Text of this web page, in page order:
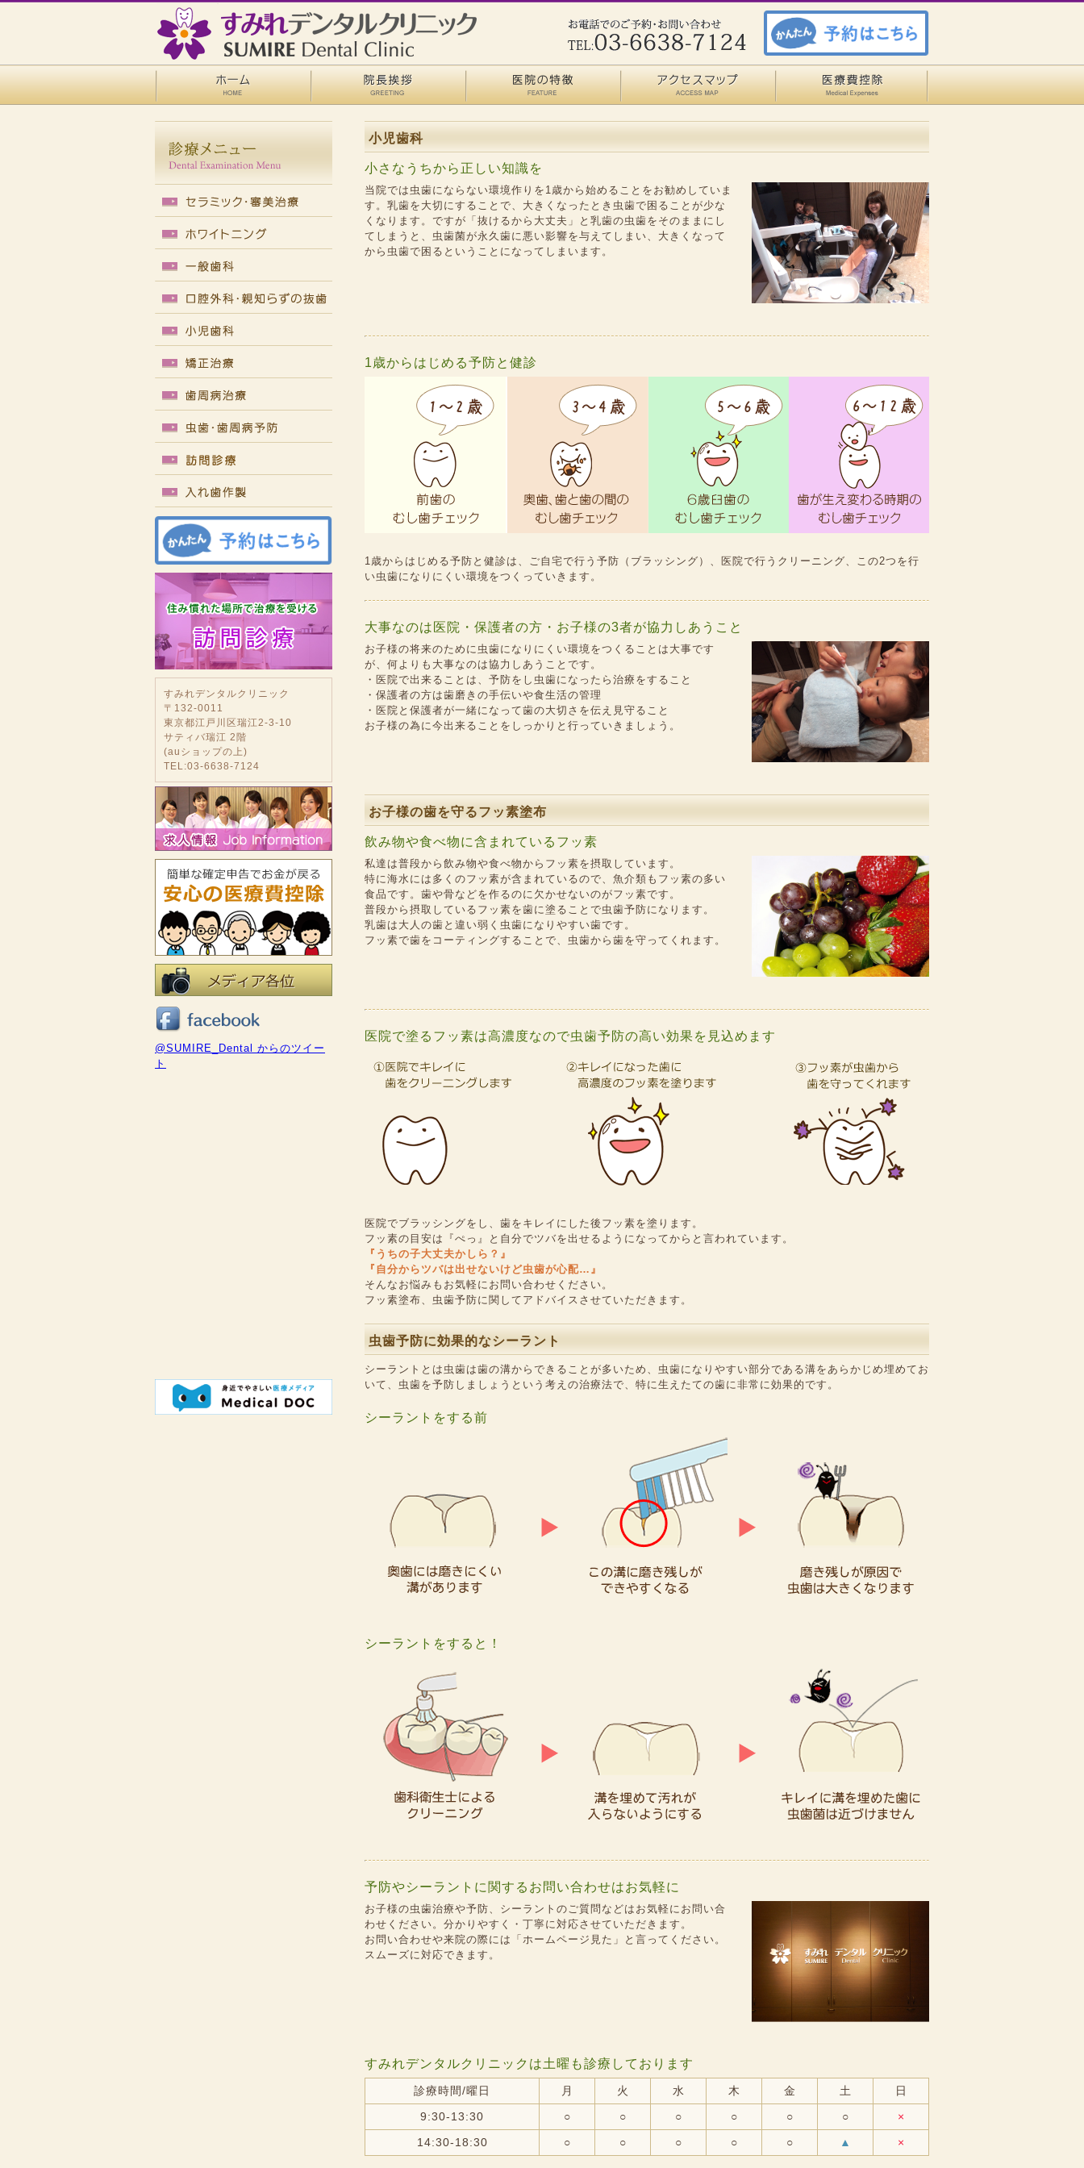
小児歯科
小さなうちから正しい知識を
当院では虫歯にならない環境作りを1歳から始めることをお勧めしていま
す。乳歯を大切にすることで、大きくなったとき虫歯で困ることが少な
くなります。ですが「抜けるから大丈夫」と乳歯の虫歯をそのままにし
てしまうと、虫歯菌が永久歯に悪い影響を与えてしまい、大きくなって
から虫歯で困るということになってしまいます。
1歳からはじめる予防と健診
1歳からはじめる予防と健診は、ご自宅で行う予防（ブラッシング）、医院で行うクリーニング、この2つを行
い虫歯になりにくい環境をつくっていきます。
大事なのは医院・保護者の方・お子様の3者が協力しあうこと
お子様の将来のために虫歯になりにくい環境をつくることは大事です
が、何よりも大事なのは協力しあうことです。
・医院で出来ることは、予防をし虫歯になったら治療をすること
・保護者の方は歯磨きの手伝いや食生活の管理
・医院と保護者が一緒になって歯の大切さを伝え見守ること
お子様の為に今出来ることをしっかりと行っていきましょう。
お子様の歯を守るフッ素塗布
飲み物や食べ物に含まれているフッ素
私達は普段から飲み物や食べ物からフッ素を摂取しています。
特に海水には多くのフッ素が含まれているので、魚介類もフッ素の多い
食品です。歯や骨などを作るのに欠かせないのがフッ素です。
普段から摂取しているフッ素を歯に塗ることで虫歯予防になります。
乳歯は大人の歯と違い弱く虫歯になりやすい歯です。
フッ素で歯をコーティングすることで、虫歯から歯を守ってくれます。
医院で塗るフッ素は高濃度なので虫歯予防の高い効果を見込めます
医院でブラッシングをし、歯をキレイにした後フッ素を塗ります。
フッ素の目安は『ぺっ』と自分でツバを出せるようになってからと言われています。
『うちの子大丈夫かしら？』
『自分からツバは出せないけど虫歯が心配…』
そんなお悩みもお気軽にお問い合わせください。
フッ素塗布、虫歯予防に関してアドバイスさせていただきます。
虫歯予防に効果的なシーラント
シーラントとは虫歯は歯の溝からできることが多いため、虫歯になりやすい部分である溝をあらかじめ埋めてお
いて、虫歯を予防しましょうという考えの治療法で、特に生えたての歯に非常に効果的です。
シーラントをする前
シーラントをすると！
予防やシーラントに関するお問い合わせはお気軽に
お子様の虫歯治療や予防、シーラントのご質問などはお気軽にお問い合
わせください。分かりやすく・丁寧に対応させていただきます。
お問い合わせや来院の際には「ホームページ見た」と言ってください。
スムーズに対応できます。
すみれデンタルクリニックは土曜も診療しております
診療時間/曜日 月 火 水 木 金 土
日
9:30-13:30
○ ○ ○ ○ ○ ○
×
14:30-18:30
○ ○ ○ ○ ○ ▲ ×
すみれデンタルクリニック
〒132-0011
東京都江戸川区瑞江2-3-10
サティバ瑞江 2階
(auショップの上)
TEL:03-6638-7124
@SUMIRE_Dental からのツイー
ト